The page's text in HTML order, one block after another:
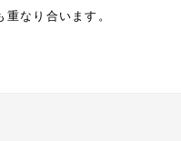
なり合います。